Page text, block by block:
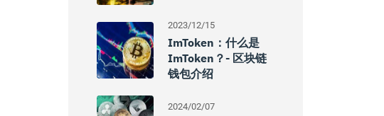
2023/12/15
ImToken：什么是
ImToken？- 区块链
钱包介绍
2024/02/07